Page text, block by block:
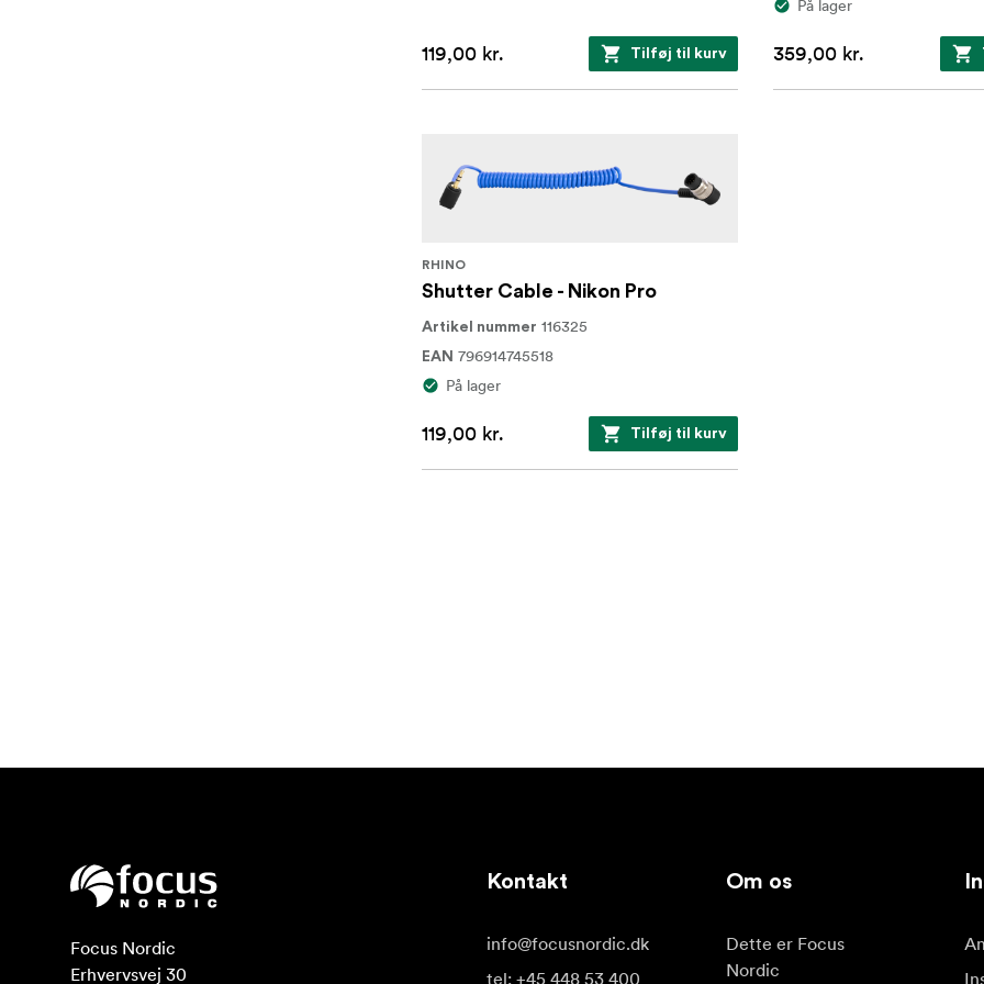
119,00 kr. Tilføj til kurv
På lager
359,00 kr.
RHINO
Shutter Cable - Nikon Pro
Artikel nummer 116325
EAN 796914745518
På lager
119,00 kr. Tilføj til kurv
Focus Nordic
Erhvervsvej 30
Kontakt
info@focusnordic.dk
tel: +45 448 53 400
Om os
Dette er Focus
Nordic